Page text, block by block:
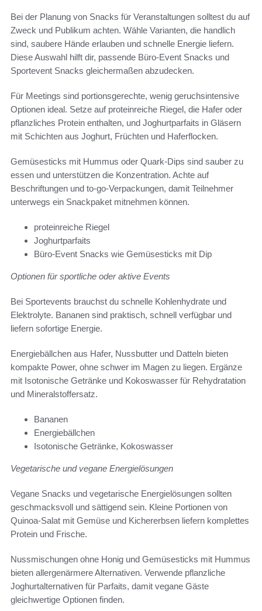
Bei der Planung von Snacks für Veranstaltungen solltest du auf
Zweck und Publikum achten. Wähle Varianten, die handlich
sind, saubere Hände erlauben und schnelle Energie liefern.
Diese Auswahl hilft dir, passende Büro-Event Snacks und
Sportevent Snacks gleichermaßen abzudecken.
Für Meetings sind portionsgerechte, wenig geruchsintensive
Optionen ideal. Setze auf proteinreiche Riegel, die Hafer oder
pflanzliches Protein enthalten, und Joghurtparfaits in Gläsern
mit Schichten aus Joghurt, Früchten und Haferflocken.
Gemüsesticks mit Hummus oder Quark-Dips sind sauber zu
essen und unterstützen die Konzentration. Achte auf
Beschriftungen und to-go-Verpackungen, damit Teilnehmer
unterwegs ein Snackpaket mitnehmen können.
proteinreiche Riegel
Joghurtparfaits
Büro-Event Snacks wie Gemüsesticks mit Dip
Optionen für sportliche oder aktive Events
Bei Sportevents brauchst du schnelle Kohlenhydrate und
Elektrolyte. Bananen sind praktisch, schnell verfügbar und
liefern sofortige Energie.
Energiebällchen aus Hafer, Nussbutter und Datteln bieten
kompakte Power, ohne schwer im Magen zu liegen. Ergänze
mit Isotonische Getränke und Kokoswasser für Rehydratation
und Mineralstoffersatz.
Bananen
Energiebällchen
Isotonische Getränke, Kokoswasser
Vegetarische und vegane Energielösungen
Vegane Snacks und vegetarische Energielösungen sollten
geschmacksvoll und sättigend sein. Kleine Portionen von
Quinoa-Salat mit Gemüse und Kichererbsen liefern komplettes
Protein und Frische.
Nussmischungen ohne Honig und Gemüsesticks mit Hummus
bieten allergenärmere Alternativen. Verwende pflanzliche
Joghurtalternativen für Parfaits, damit vegane Gäste
gleichwertige Optionen finden.